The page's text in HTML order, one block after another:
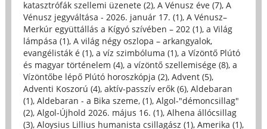
katasztrófák szellemi üzenete (2), A Vénusz éve (7), A
Vénusz jegyváltása - 2026. január 17. (1), A Vénusz–
Merkúr együttállás a Kígyó szívében – 202 (1), a Világ
lámpása (1), A világ négy oszlopa – arkangyalok,
evangélisták é (1), a víz szimbóluma (1), a Vízöntő Plútó
és magyar történelem (4), a vízöntő szellemisége (8), a
Vízöntőbe lépő Plútó horoszkópja (2), Advent (5),
Adventi Koszorú (4), aktív-passzív erők (6), Aldebaran
(1), Aldebaran - a Bika szeme, (1), Algol-"démoncsillag"
(2), Algol-Újhold 2026. május 16. (1), Alhena állócsillag
(3), Aloysius Lillius humanista csillagász (1), Amerika (1),